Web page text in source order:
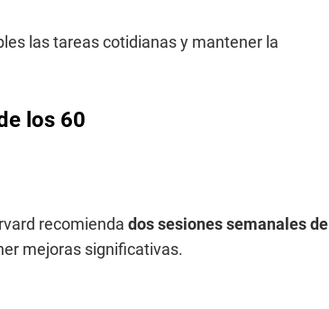
las tareas cotidianas y mantener la
los 60
recomienda dos sesiones semanales de
mejoras significativas.